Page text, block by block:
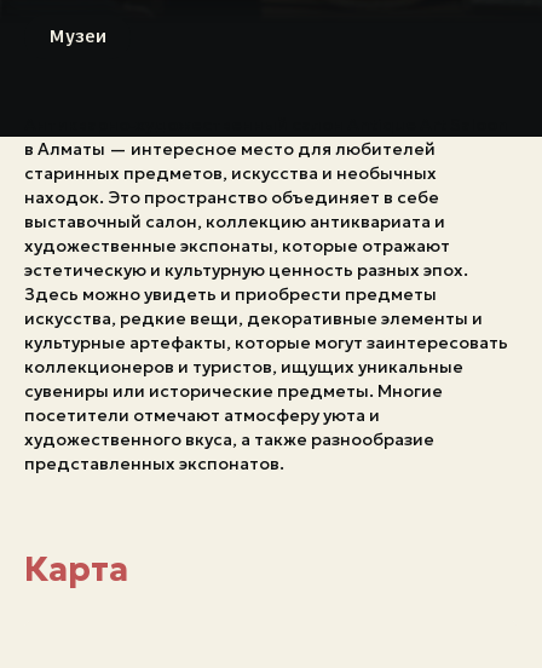
Музеи
в Алматы — интересное место для любителей
старинных предметов, искусства и необычных
находок. Это пространство объединяет в себе
выставочный салон, коллекцию антиквариата и
художественные экспонаты, которые отражают
эстетическую и культурную ценность разных эпох.
Здесь можно увидеть и приобрести предметы
искусства, редкие вещи, декоративные элементы и
культурные артефакты, которые могут заинтересовать
коллекционеров и туристов, ищущих уникальные
сувениры или исторические предметы. Многие
посетители отмечают атмосферу уюта и
художественного вкуса, а также разнообразие
представленных экспонатов.
Карта